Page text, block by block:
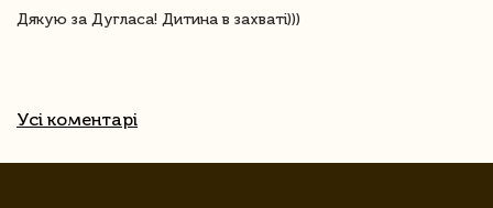
Дякую за Дугласа! Дитина в захваті)))
Усі коментарі